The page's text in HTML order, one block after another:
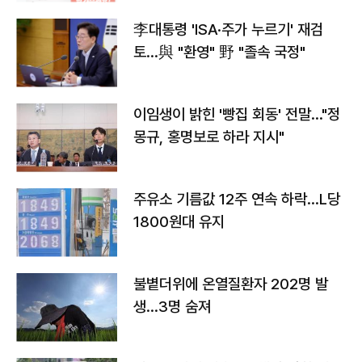
李대통령 'ISA·주가 누르기' 재검
토…與 "환영" 野 "졸속 국정"
이임생이 밝힌 '빵집 회동' 전말…"정
몽규, 홍명보로 하라 지시"
주유소 기름값 12주 연속 하락…L당
1800원대 유지
불볕더위에 온열질환자 202명 발
생…3명 숨져